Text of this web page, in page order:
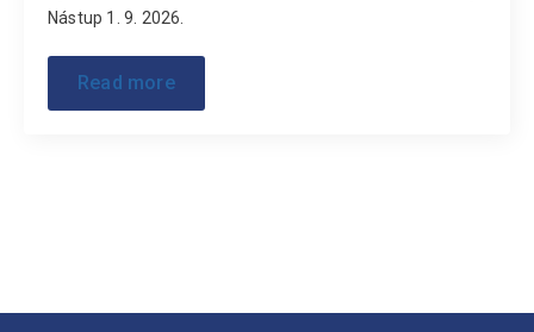
Nástup 1. 9. 2026.
Read more